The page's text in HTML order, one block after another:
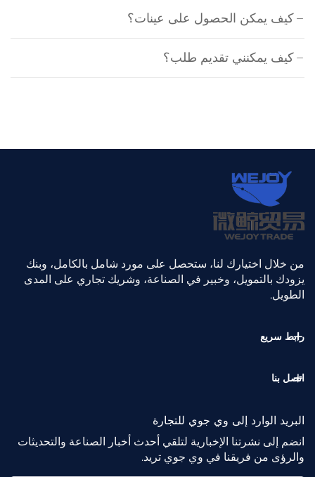
كيف يمكن الحصول على عينات؟
كيف يمكنني تقديم طلب؟
من خلال اختيارك لنا، ستحصل على مورد شامل بالكامل، وبنك
يزودك بالتمويل، وخبير في الصناعة، وشريك تجاري على المدى
الطويل.
رابط سريع
اتصل بنا
البريد الوارد إلى وي جوي للتجارة
انضم إلى نشرتنا الإخبارية لتلقي أحدث أخبار الصناعة والتحديثات
والرؤى من فريقنا في وي جوي تريد.